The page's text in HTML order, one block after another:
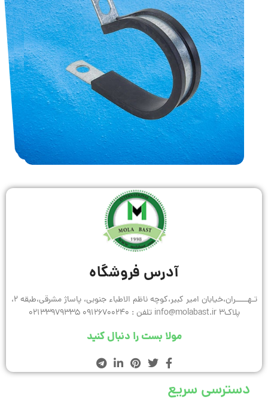
آدرس فروشگاه
تـهـــــران،خیابان امیر کبیر،کوچه ناظم الاطباء جنوبی، پاساژ مشرقی،طبقه 2،
پلاک3 info@molabast.ir تلفن : 09126700240 02133979335
مولا بست را دنبال کنید
دسترسی سریع